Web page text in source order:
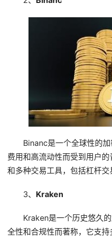
Binanc是一个全球性的
费用和高流动性而受到用户
和多种交易工具，包括杠杆交
3、 Kraken
Kraken是一个历史悠久
全性和合规性而著称，它支